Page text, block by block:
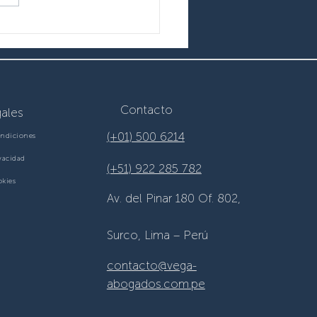
Contacto
(+01) 500 6214
(+51) 922 285 782
Av. del Pinar 180 Of. 802,
Surco, Lima – Perú
contacto@vega-
abogados.com.pe